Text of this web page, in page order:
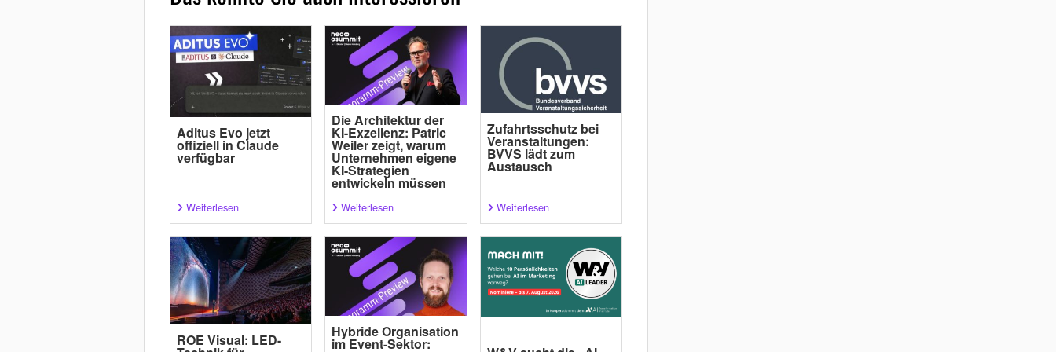
Aditus Evo jetzt
offiziell in Claude
verfügbar
Weiterlesen
Die Architektur der
KI-Exzellenz: Patric
Weiler zeigt, warum
Unternehmen eigene
KI-Strategien
entwickeln müssen
Weiterlesen
Zufahrtsschutz bei
Veranstaltungen:
BVVS lädt zum
Austausch
Weiterlesen
ROE Visual: LED- Hybride Organisation
im Event-Sektor: